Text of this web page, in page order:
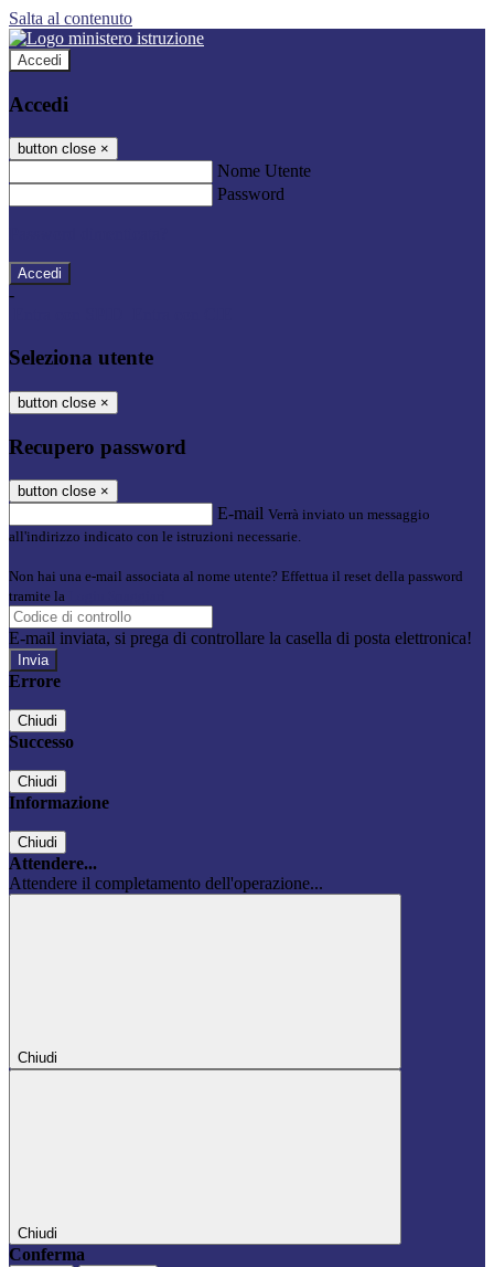
Salta al contenuto
Accedi
Accedi
button close ×
Nome Utente
Password
-
Seleziona utente
button close ×
Recupero password
button close ×
E-mail Verrà inviato un messaggio
all'indirizzo indicato con le istruzioni necessarie.
Non hai una e-mail associata al nome utente? Effettua il reset della password
tramite la
E-mail inviata, si prega di controllare la casella di posta elettronica!
Errore
Chiudi
Successo
Chiudi
Informazione
Chiudi
Attendere...
Attendere il completamento dell'operazione...
Chiudi
Chiudi
Conferma